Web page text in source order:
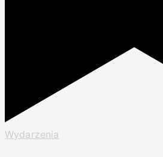
Wydarzenia